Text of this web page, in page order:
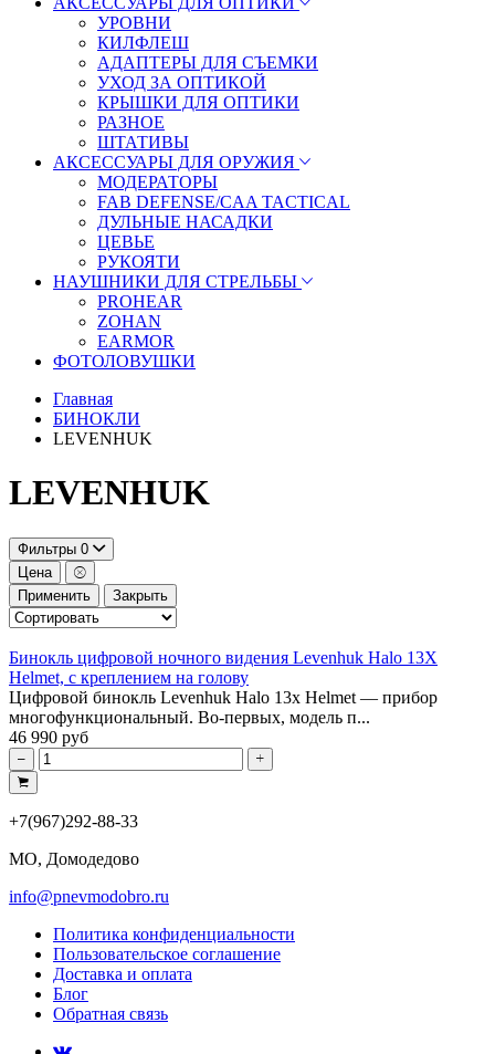
УРОВНИ
КИЛФЛЕШ
АДАПТЕРЫ ДЛЯ СЪЕМКИ
УХОД ЗА ОПТИКОЙ
КРЫШКИ ДЛЯ ОПТИКИ
РАЗНОЕ
ШТАТИВЫ
АКСЕССУАРЫ ДЛЯ ОРУЖИЯ
МОДЕРАТОРЫ
FAB DEFENSE/CAA TACTICAL
ДУЛЬНЫЕ НАСАДКИ
ЦЕВЬЕ
РУКОЯТИ
НАУШНИКИ ДЛЯ СТРЕЛЬБЫ
PROHEAR
ZOHAN
EARMOR
ФОТОЛОВУШКИ
Главная
БИНОКЛИ
LEVENHUK
LEVENHUK
Фильтры 0
Цена
Применить
Закрыть
Бинокль цифровой ночного видения Levenhuk Halo 13X
Helmet, с креплением на голову
Цифровой бинокль Levenhuk Halo 13x Helmet — прибор
многофункциональный. Во-первых, модель п...
46 990 руб
+7(967)292-88-33
МО, Домодедово
info@pnevmodobro.ru
Политика конфиденциальности
Пользовательское соглашение
Доставка и оплата
Блог
Обратная связь